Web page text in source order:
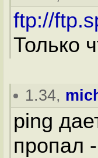
ftp://
Только
1.34,
ping
пропал